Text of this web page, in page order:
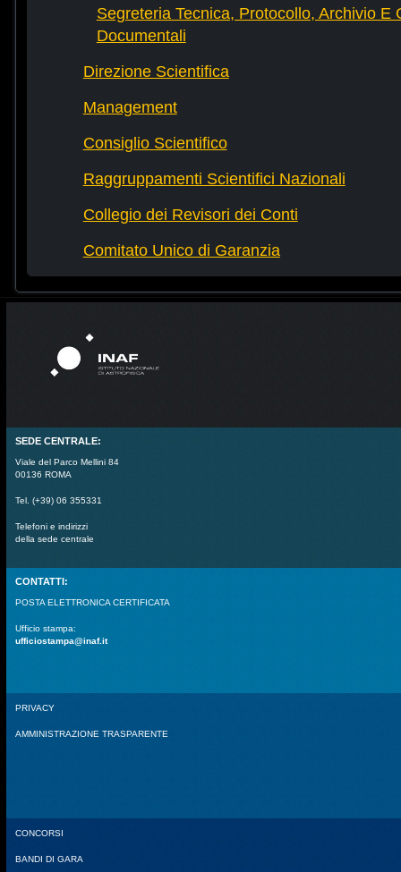
Segreteria Tecnica, Protocollo, Archivio E
Documentali
Direzione Scientifica
Management
Consiglio Scientifico
Raggruppamenti Scientifici Nazionali
Collegio dei Revisori dei Conti
Comitato Unico di Garanzia
SEDE CENTRALE:
Viale del Parco Mellini 84
00136 ROMA
Tel. (+39) 06 355331
Telefoni e indirizzi
della sede centrale
CONTATTI:
POSTA ELETTRONICA CERTIFICATA
Ufficio stampa:
ufficiostampa@inaf.it
PRIVACY
AMMINISTRAZIONE TRASPARENTE
CONCORSI
BANDI DI GARA